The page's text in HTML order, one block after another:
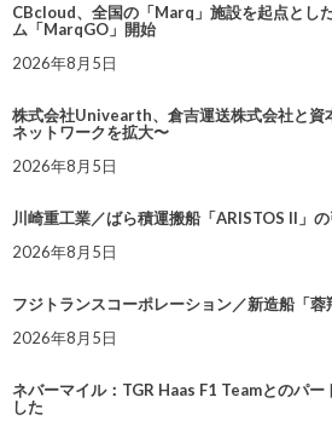
CBcloud、全国の「Marq」施設を起点とし
ム「MarqGO」開始
2026年8月5日
株式会社Univearth、倉吉運送株式会社と資
ネットワークを拡大〜
2026年8月5日
川崎重工業／ばら積運搬船「ARISTOS II」
2026年8月5日
フジトランスコーポレーション／新造船「蓉
2026年8月5日
ネバーマイル：TGR Haas F1 Teamとのパー
した